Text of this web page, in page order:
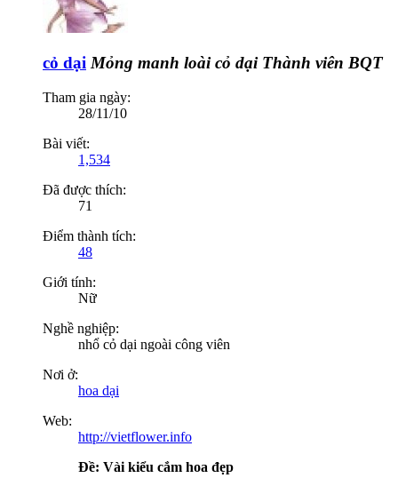
cỏ dại Mỏng manh loài cỏ dại Thành viên BQT
Tham gia ngày:
28/11/10
Bài viết:
1,534
Đã được thích:
71
Điểm thành tích:
48
Giới tính:
Nữ
Nghề nghiệp:
nhổ cỏ dại ngoài công viên
Nơi ở:
hoa dại
Web:
http://vietflower.info
Ðề: Vài kiểu cắm hoa đẹp